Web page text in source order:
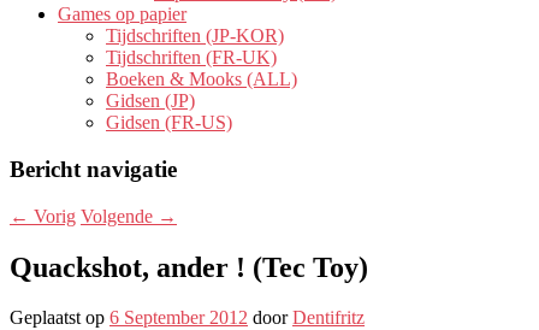
Games op papier
Tijdschriften (JP-KOR)
Tijdschriften (FR-UK)
Boeken & Mooks (ALL)
Gidsen (JP)
Gidsen (FR-US)
Bericht navigatie
← Vorig Volgende →
Quackshot, ander ! (Tec Toy)
Geplaatst op 6 September 2012 doorDentifritz